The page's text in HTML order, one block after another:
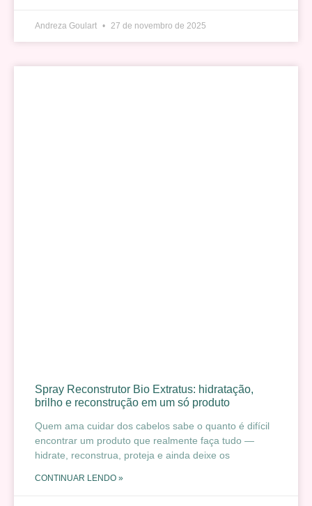
Andreza Goulart 27 de novembro de 2025
Spray Reconstrutor Bio Extratus: hidratação,
brilho e reconstrução em um só produto
Quem ama cuidar dos cabelos sabe o quanto é difícil
encontrar um produto que realmente faça tudo —
hidrate, reconstrua, proteja e ainda deixe os
CONTINUAR LENDO »